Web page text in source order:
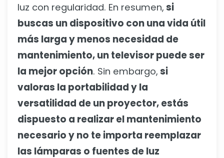
luz con regularidad. En resumen, si
buscas un dispositivo con una vida útil
más larga y menos necesidad de
mantenimiento, un televisor puede ser
la mejor opción. Sin embargo, si
valoras la portabilidad y la
versatilidad de un proyector, estás
dispuesto a realizar el mantenimiento
necesario y no te importa reemplazar
las lámparas o fuentes de luz